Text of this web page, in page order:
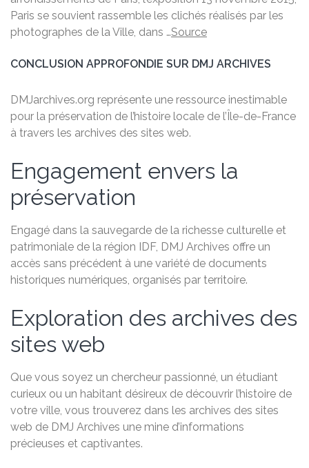
Paris se souvient rassemble les clichés réalisés par les
photographes de la Ville, dans …Source
CONCLUSION APPROFONDIE SUR DMJ ARCHIVES
DMJarchives.org représente une ressource inestimable
pour la préservation de l’histoire locale de l’Île-de-France
à travers les archives des sites web.
Engagement envers la
préservation
Engagé dans la sauvegarde de la richesse culturelle et
patrimoniale de la région IDF, DMJ Archives offre un
accès sans précédent à une variété de documents
historiques numériques, organisés par territoire.
Exploration des archives des
sites web
Que vous soyez un chercheur passionné, un étudiant
curieux ou un habitant désireux de découvrir l’histoire de
votre ville, vous trouverez dans les archives des sites
web de DMJ Archives une mine d’informations
précieuses et captivantes.